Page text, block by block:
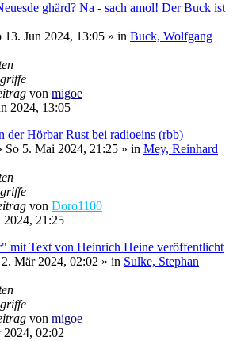
ghärd? Na - sach amol! Der Buck ist
13. Jun 2024, 13:05 » in Buck, Wolfgang
von migoe
2024, 13:05
der Hörbar Rust bei radioeins (rbb)
So 5. Mai 2024, 21:25 » in Mey, Reinhard
von Doro1100
2024, 21:25
mit Text von Heinrich Heine veröffentlicht
2. Mär 2024, 02:02 » in Sulke, Stephan
von migoe
2024, 02:02